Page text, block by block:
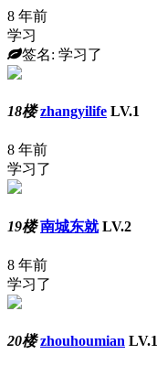
8 年前
学习
签名: 学习了
18楼 zhangyilife LV.1
8 年前
学习了
19楼 南城东就 LV.2
8 年前
学习了
20楼 zhouhoumian LV.1